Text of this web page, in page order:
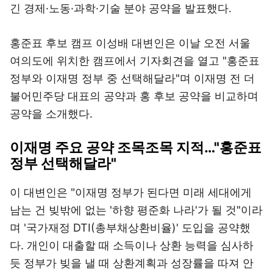
긴 경제·노동·과학·기술 분야 공약을 발표했다.
홍준표 후보 캠프 이성배 대변인은 이날 오전 서울
여의도에 위치한 캠프에서 기자회견을 열고 "홍준표
정부와 이재명 정부 중 선택해달라"며 이재명 전 더
불어민주당 대표의 공약과 홍 후보 공약을 비교하며
공약을 소개했다.
이재명 주요 공약 조목조목 지적…"홍준표
정부 선택해달라"
이 대변인은 "이재명 정부가 된다면 미래 세대에게
남는 건 빚밖에 없는 '하향 평준화 나라'가 될 것"이라
며 '국가재정 DTI(총부채상환비율)' 도입을 공약했
다. 개인이 대출할 때 소득이나 상환 능력을 심사하
듯 정부가 빚을 낼 때 상환계획과 성장률을 따져 안